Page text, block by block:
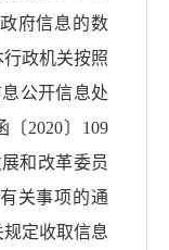
府信息的数
政机关按照
公开信息处
2020〕109
和改革委员
关事项的通
规定收取信息